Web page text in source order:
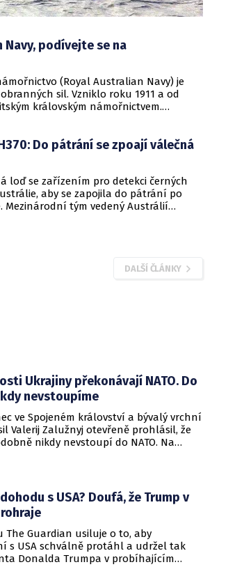
Navy, podívejte se na
(Royal Australian Navy) je
sil. Vzniklo roku 1911 a od
královským námořnictvem.
Do pátrání se zpoají válečná
loď se zařízením pro detekci černých
aby se zapojila do pátrání po
Mezinárodní tým vedený Austrálií
DALŠÍ ČLÁNKY
Ukrajiny překonávají NATO. Do
nevstoupíme
ve Spojeném království a bývalý vrchní
Valerij Zalužnyj otevřeně prohlásil, že
nikdy nevstoupí do NATO. Na
s USA? Doufá, že Trump v
The Guardian usiluje o to, aby
s USA schválně protáhl a udržel tak
Donalda Trumpa v probíhajícím